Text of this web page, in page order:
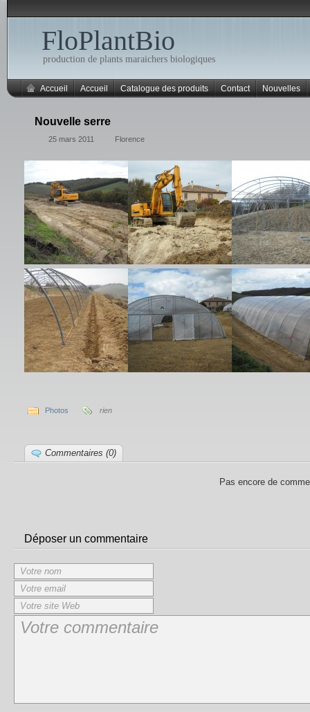
FloPlantBio
production de plants maraichers biologiques
Accueil Accueil Catalogue des produits Contact Nouvelles
Nouvelle serre
25 mars 2011 Florence
Photos rien
Commentaires (0)
Pas encore de
Déposer un commentaire